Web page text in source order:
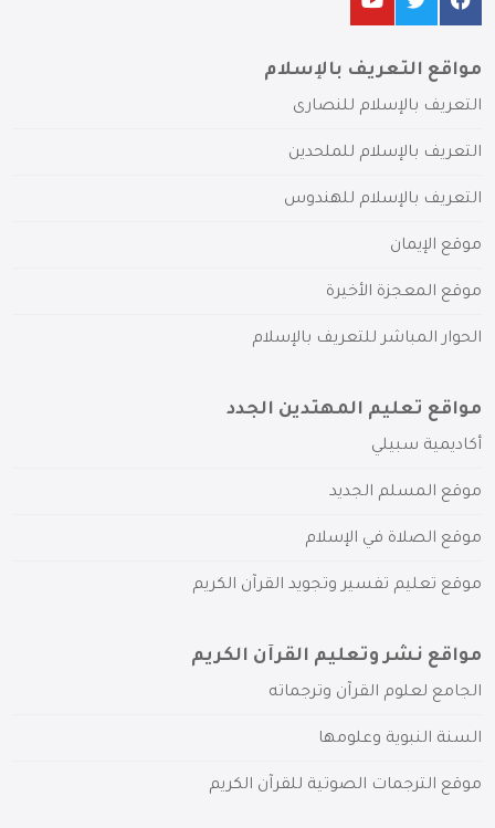
مواقع التعريف بالإسلام
التعريف بالإسلام للنصارى
التعريف بالإسلام للملحدين
التعريف بالإسلام للهندوس
موقع الإيمان
موقع المعجزة الأخيرة
الحوار المباشر للتعريف بالإسلام
مواقع تعليم المهتدين الجدد
أكاديمية سبيلي
موقع المسلم الجديد
موقع الصلاة في الإسلام
موقع تعليم تفسير وتجويد القرآن الكريم
مواقع نشر وتعليم القرآن الكريم
الجامع لعلوم القرآن وترجماته
السنة النبوية وعلومها
موقع الترجمات الصوتية للقرآن الكريم